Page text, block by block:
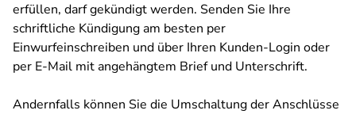
erfüllen, darf gekündigt werden. Senden Sie Ihre
schriftliche Kündigung am besten per
Einwurfeinschreiben und über Ihren Kunden-Login oder
per E-Mail mit angehängtem Brief und Unterschrift.
Andernfalls können Sie die Umschaltung der Anschlüsse